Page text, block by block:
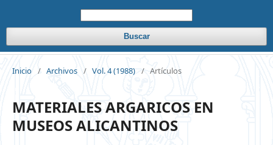
Buscar
Inicio / Archivos / Vol. 4 (1988) / Artículos
MATERIALES ARGARICOS EN
MUSEOS ALICANTINOS